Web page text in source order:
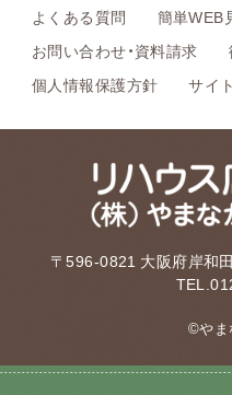
よくある質問
簡単WEB
お問い合わせ・資料請求
個人情報保護方針
サイ
〒596-0821 大阪府岸和
©やま